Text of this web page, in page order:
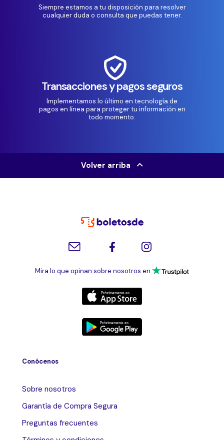
Siempre estamos a tu disposición para resolver
cualquier duda o consulta que puedas tener.
Transacciones y pagos seguros
Implementamos lo último en tecnología de
pagos en línea para proteger tu información en
todo momento.
Volver arriba
Mira lo que opinan sobre nosotros en
Conócenos
Sobre nosotros
Garantía de Compra Segura
Preguntas frecuentes